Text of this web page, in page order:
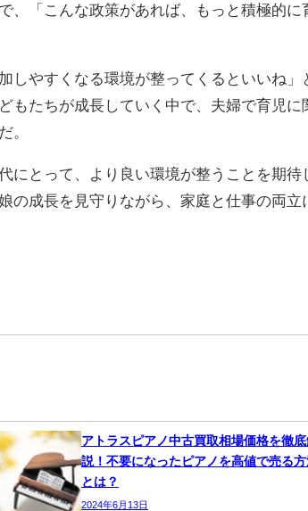
、「こんな政策があれば、もっと積極的に
しやすくなる環境が整ってくるといいね」
もたちが成長していく中で、夫婦で育児に
。
にとって、より良い環境が整うことを期待
の成長を見守りながら、家庭と仕事の両立
アトラスピアノ中古買取相場価格を徹
説！不要になったピアノを高値で売る
とは？
2024年6月13日